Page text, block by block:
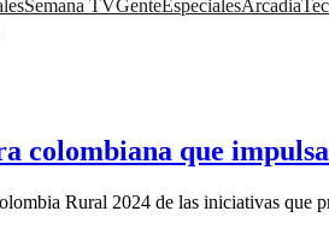
Semana TVGenteEspecialesArcadia
colombiana que
Rural 2024 de las iniciativas